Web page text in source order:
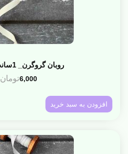
روبان گروگرن_ 1سانت شیری
6,000تومان
افزودن به سبد خرید